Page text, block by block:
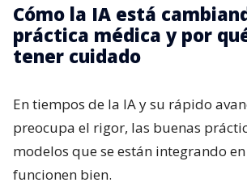
Cómo la IA está
práctica médica y por
tener cuidado
En tiempos de la IA y su rápido
preocupa el rigor, las buenas
modelos que se están integrando
funcionen bien.